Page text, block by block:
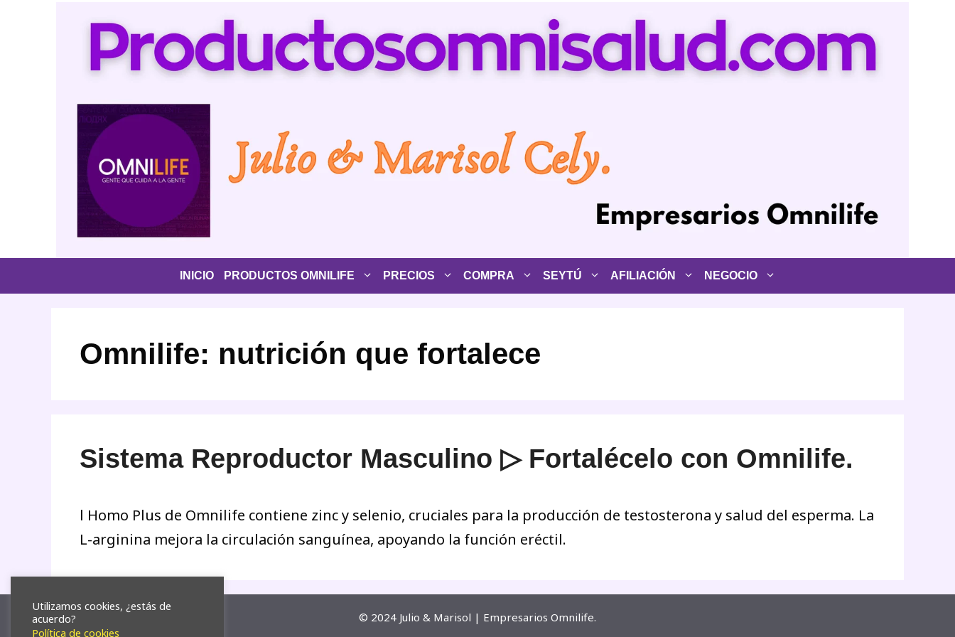
INICIO PRODUCTOS OMNILIFE PRECIOS COMPRA SEYTÚ AFILIACIÓN NEGOCIO
Omnilife: nutrición que fortalece
Sistema Reproductor Masculino ▷ Fortalécelo con Omnilife.
l Homo Plus de Omnilife contiene zinc y selenio, cruciales para la producción de testosterona y salud del esperma. La
L-arginina mejora la circulación sanguínea, apoyando la función eréctil.
© 2024 Julio & Marisol | Empresarios Omnilife.
Utilizamos cookies, ¿estás de
acuerdo?
Política de cookies